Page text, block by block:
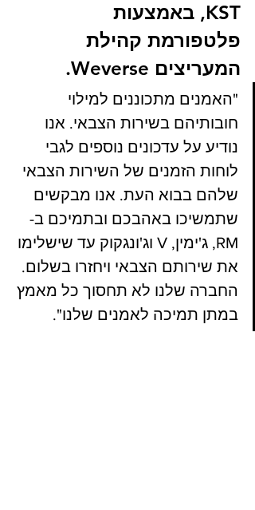
KST, באמצעות
פלטפורמת קהילת
המעריצים Weverse.
"האמנים מתכוננים למילוי
חובותיהם בשירות הצבאי. אנו
נודיע על עדכונים נוספים לגבי
לוחות הזמנים של השירות הצבאי
שלהם בבוא העת. אנו מבקשים
שתמשיכו באהבכם ובתמיכם ב-
RM, ג'ימין, V וג'ונגקוק עד שישלימו
את שירותם הצבאי ויחזרו בשלום.
החברה שלנו לא תחסוך כל מאמץ
במתן תמיכה לאמנים שלנו".